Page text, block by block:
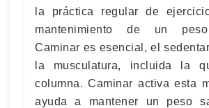
la práctica regular de
mantenimiento de un peso
Caminar es esencial, el
la musculatura, incluida la
columna. Caminar activa esta
ayuda a mantener un peso